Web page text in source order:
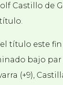
Castillo de
título este
bajo par
(+9),